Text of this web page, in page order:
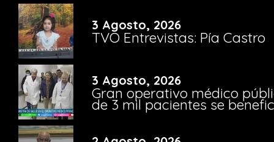
3 Agosto, 2026
TVO Entrevistas: Pía Castro
3 Agosto, 2026
Gran operativo médico
de 3 mil pacientes se